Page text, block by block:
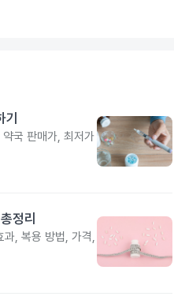
국 판매가, 최저가
정리
, 복용 방법, 가격,